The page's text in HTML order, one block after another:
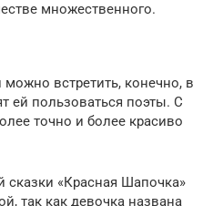
множественного.
можно встретить, конечно, в
ей пользоваться поэты. С
точно и более красиво
«Красная Шапочка»
так как девочка названа